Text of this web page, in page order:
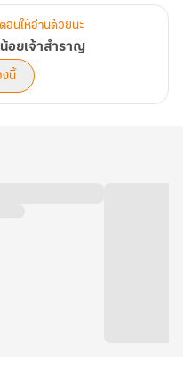
อนให้อ่านด้วยนะ
อยเจ้าสำราญ
งนี้